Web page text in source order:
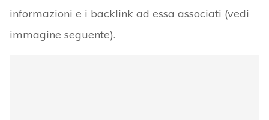
informazioni e i backlink ad essa associati (vedi
immagine seguente).